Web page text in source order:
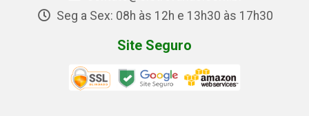
Seg a Sex: 08h às 12h e 13h30 às 17h30
Site Seguro